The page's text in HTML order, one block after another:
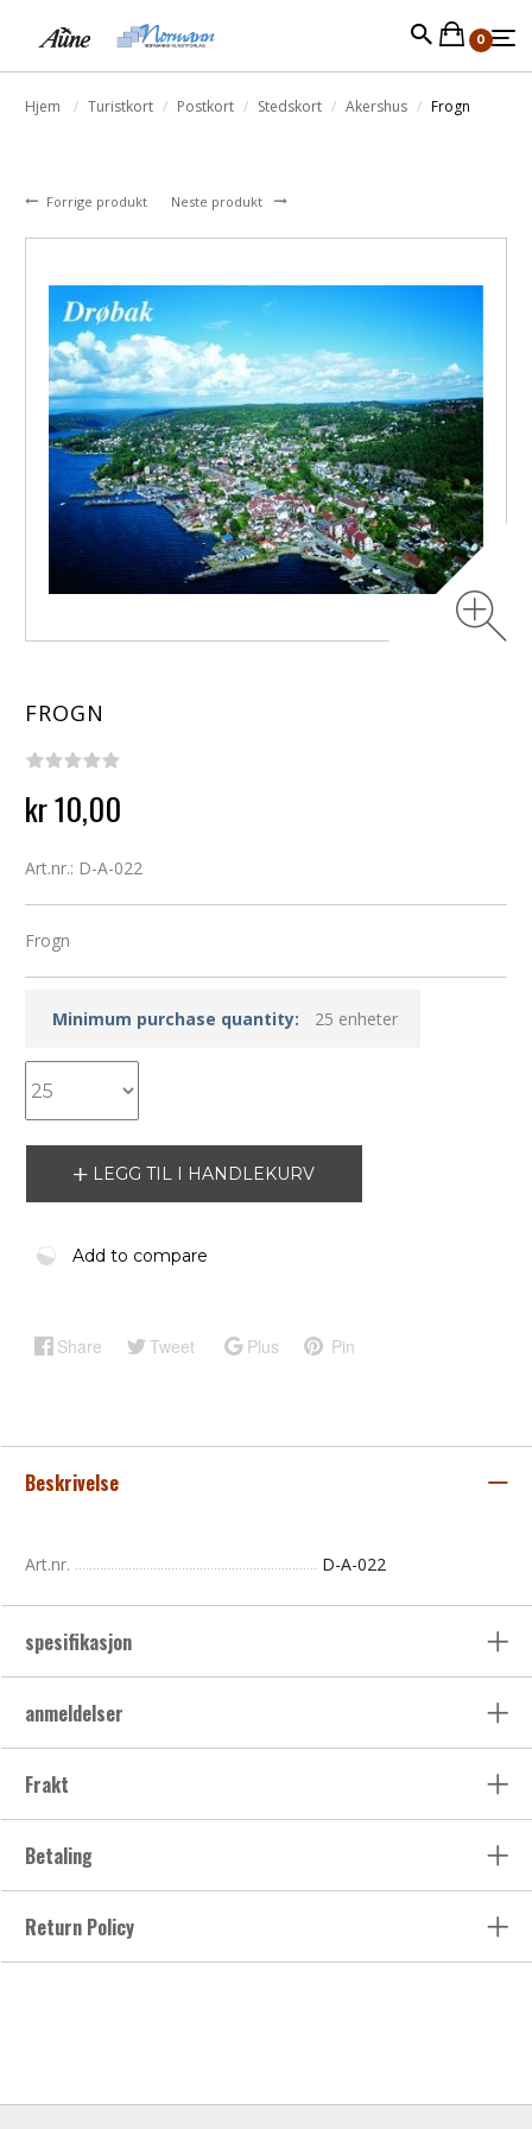
0
Hjem Turistkort Postkort Stedskort Akershus Frogn
Forrige produkt Neste produkt
FROGN
kr 10,00
Art.nr.: D-A-022
Frogn
Minimum purchase quantity: 25 enheter
LEGG TIL I HANDLEKURV
Add to compare
Share Tweet Plus Pin
Beskrivelse
Art.nr. D-A-022
spesifikasjon
anmeldelser
Frakt
Betaling
Return Policy